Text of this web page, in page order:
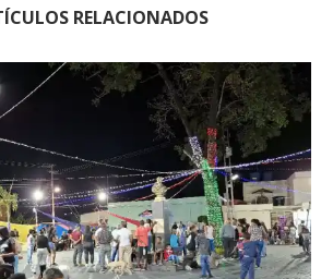
RELACIONADOS